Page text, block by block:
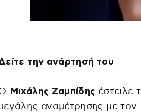
την ανάρτησή του
Μιχάλης Ζαμπίδης έστειλε
αναμέτρησης με τον